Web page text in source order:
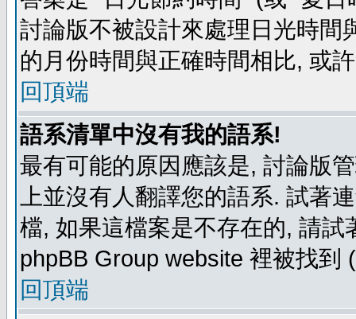
討論版不被設計來處理日光時間
的月份時間與正確時間相比, 或
回頂端
語系清單中沒有我的語系!
最有可能的原因應該是, 討論版
上並沒有人翻譯您的語系. 試著
檔, 如果這檔案是不存在的, 請
phpBB Group website 裡被找到
回頂端